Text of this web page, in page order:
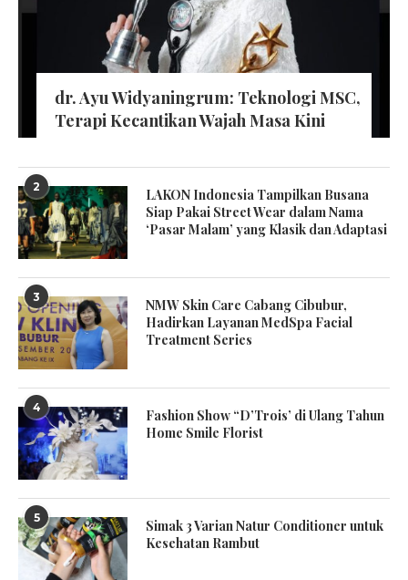
dr. Ayu Widyaningrum: Teknologi MSC,
Terapi Kecantikan Wajah Masa Kini
2
LAKON Indonesia Tampilkan Busana
Siap Pakai Street Wear dalam Nama
‘Pasar Malam’ yang Klasik dan Adaptasi
3
NMW Skin Care Cabang Cibubur,
Hadirkan Layanan MedSpa Facial
Treatment Series
4
Fashion Show “D’Trois’ di Ulang Tahun
Home Smile Florist
5
Simak 3 Varian Natur Conditioner untuk
Kesehatan Rambut